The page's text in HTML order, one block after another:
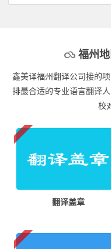
福州
鑫美译福州翻译公司接的
排最合适的专业语言翻译
校
翻译盖章